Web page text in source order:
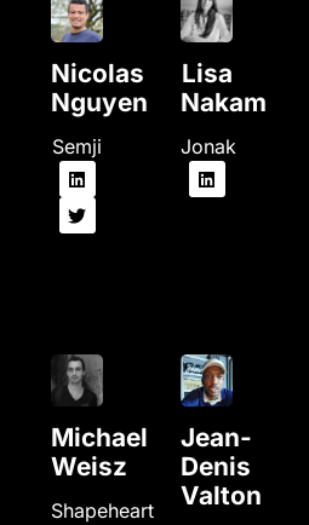
Nicolas
Nguyen
Semji
Lisa
Nakam
Jonak
Michael
Weisz
Shapeheart
Jean-
Denis
Valton